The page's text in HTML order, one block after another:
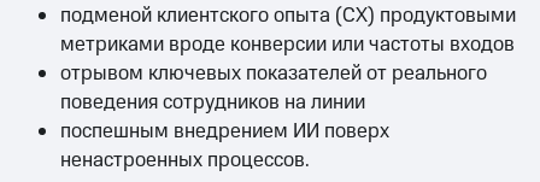
подменой клиентского опыта (CX) продуктовыми
метриками вроде конверсии или частоты входов
отрывом ключевых показателей от реального
поведения сотрудников на линии
поспешным внедрением ИИ поверх
ненастроенных процессов.